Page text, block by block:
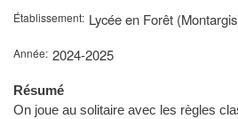
Établissement Lycée en Forêt
Année 2024-2025
Résumé
On joue au solitaire avec les règles